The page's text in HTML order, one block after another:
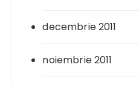
decembrie 2011
noiembrie 2011